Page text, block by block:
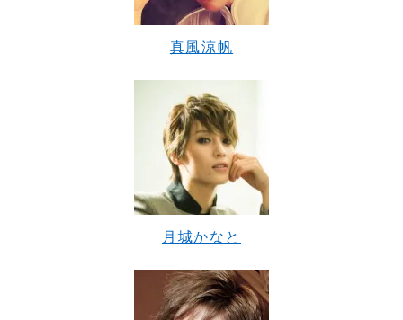
真風涼帆
月城かなと